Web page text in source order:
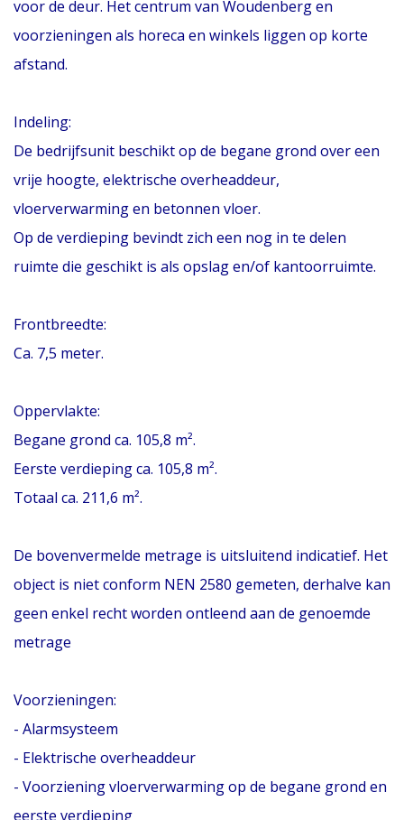
voor de deur. Het centrum van Woudenberg en
voorzieningen als horeca en winkels liggen op korte
afstand.
Indeling:
De bedrijfsunit beschikt op de begane grond over een
vrije hoogte, elektrische overheaddeur,
vloerverwarming en betonnen vloer.
Op de verdieping bevindt zich een nog in te delen
ruimte die geschikt is als opslag en/of kantoorruimte.
Frontbreedte:
Ca. 7,5 meter.
Oppervlakte:
Begane grond ca. 105,8 m².
Eerste verdieping ca. 105,8 m².
Totaal ca. 211,6 m².
De bovenvermelde metrage is uitsluitend indicatief. Het
object is niet conform NEN 2580 gemeten, derhalve kan
geen enkel recht worden ontleend aan de genoemde
metrage
Voorzieningen:
- Alarmsysteem
- Elektrische overheaddeur
- Voorziening vloerverwarming op de begane grond en
eerste verdieping